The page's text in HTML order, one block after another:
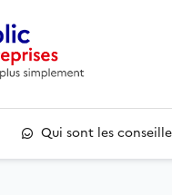
Qui sont les